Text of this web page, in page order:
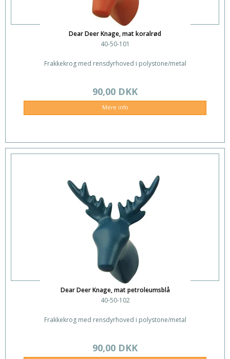
Dear Deer Knage, mat koralrød
40-50-101
Frakkekrog med rensdyrhoved i polystone/metal
90,00 DKK
Mere info
Dear Deer Knage, mat petroleumsblå
40-50-102
Frakkekrog med rensdyrhoved i polystone/metal
90,00 DKK